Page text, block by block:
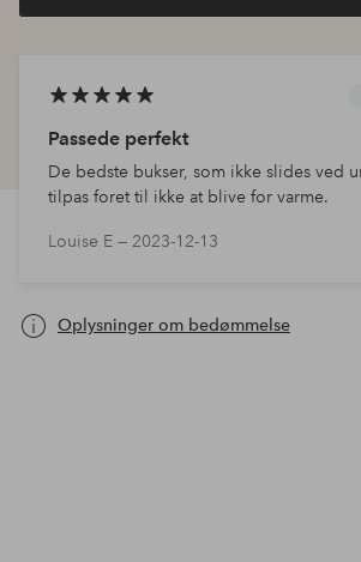
Passede perfekt
De bedste bukser, som ikke slides ved
tilpas foret til ikke at blive for varme.
Louise E — 2023-12-13
Oplysninger om bedømmelse